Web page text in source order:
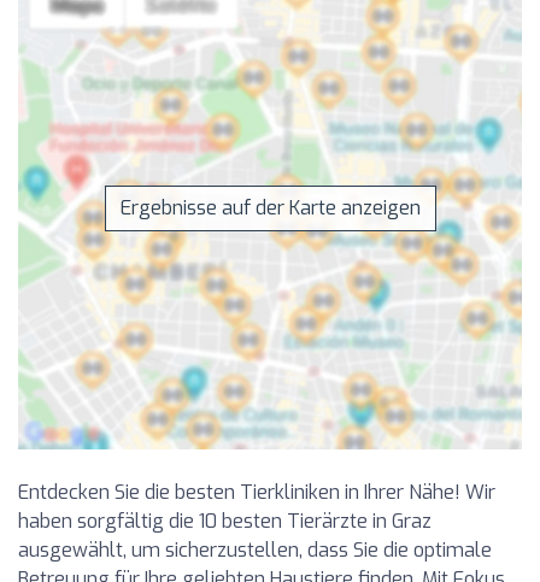
Ergebnisse auf der Karte anzeigen
Entdecken Sie die besten Tierkliniken in Ihrer Nähe! Wir
haben sorgfältig die 10 besten Tierärzte in Graz
ausgewählt, um sicherzustellen, dass Sie die optimale